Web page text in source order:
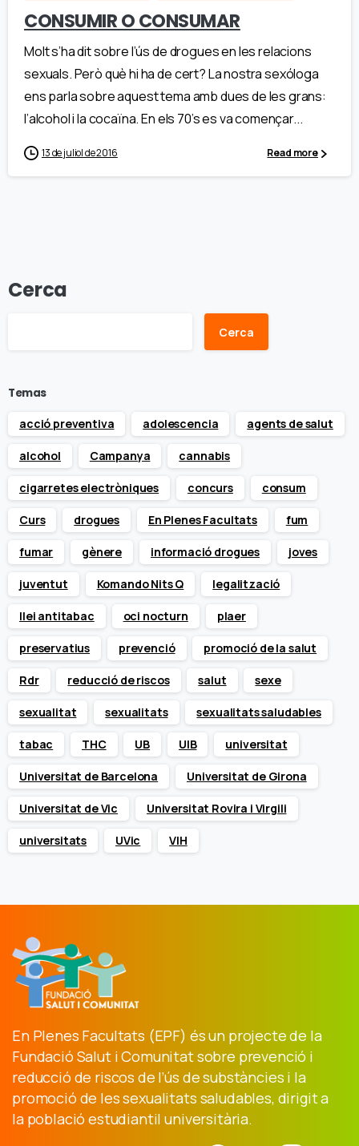
CONSUMIR O CONSUMAR
Molt s’ha dit sobre l’ús de drogues en les relacions
sexuals. Però què hi ha de cert? La nostra sexóloga
ens parla sobre aquest tema amb dues de les grans:
l’alcohol i la cocaïna. En els 70’s es va començar...
13 de juliol de 2016 Read more
Cerca
Cerca
Temas
acció preventiva
adolescencia agents de salut
alcohol Campanya cannabis
cigarretes electròniques concurs consum
Curs drogues En Plenes Facultats fum
fumar gènere informació drogues joves
juventut Komando Nits Q legalització
llei antitabac oci nocturn plaer
preservatius prevenció promoció de la salut
Rdr reducció de riscos salut sexe
sexualitat sexualitats sexualitats saludables
tabac THC UB UIB universitat
Universitat de Barcelona Universitat de Girona
Universitat de Vic Universitat Rovira i Virgili
universitats UVic VIH
En Plenes Facultats (EPF) és un projecte de la
Fundació Salut i Comunitat sobre prevenció i
reducció de riscos de l’ús de substàncies i la
promoció de les sexualitats saludables, dirigit a
la població estudiantil universitària.